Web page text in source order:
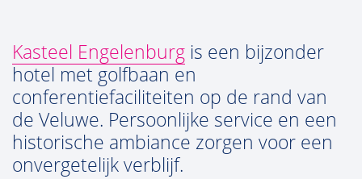
Kasteel Engelenburg is een bijzonder
hotel met golfbaan en
conferentiefaciliteiten op de rand van
de Veluwe. Persoonlijke service en een
historische ambiance zorgen voor een
onvergetelijk verblijf.